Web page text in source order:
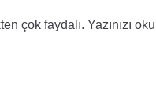
çok faydalı. Yazınızı